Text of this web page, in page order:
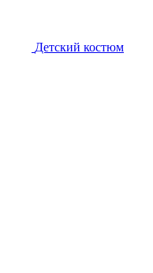
Детский костюм